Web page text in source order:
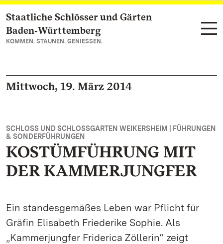
Zum Hauptinhalt springen
Staatliche Schlösser und Gärten
Baden‑Württemberg
KOMMEN. STAUNEN. GENIESSEN.
Mittwoch, 19. März 2014
SCHLOSS UND SCHLOSSGARTEN WEIKERSHEIM | FÜHRUNGEN
& SONDERFÜHRUNGEN
KOSTÜMFÜHRUNG MIT
DER KAMMERJUNGFER
Ein standesgemäßes Leben war Pflicht für
Gräfin Elisabeth Friederike Sophie. Als
„Kammerjungfer Friderica Zöllerin“ zeigt